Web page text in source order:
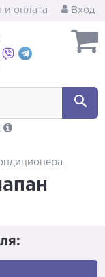
и оплата Вход